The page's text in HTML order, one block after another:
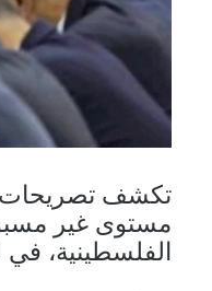
تكشف تصريحات
مستوى غير
الفلسطينية،